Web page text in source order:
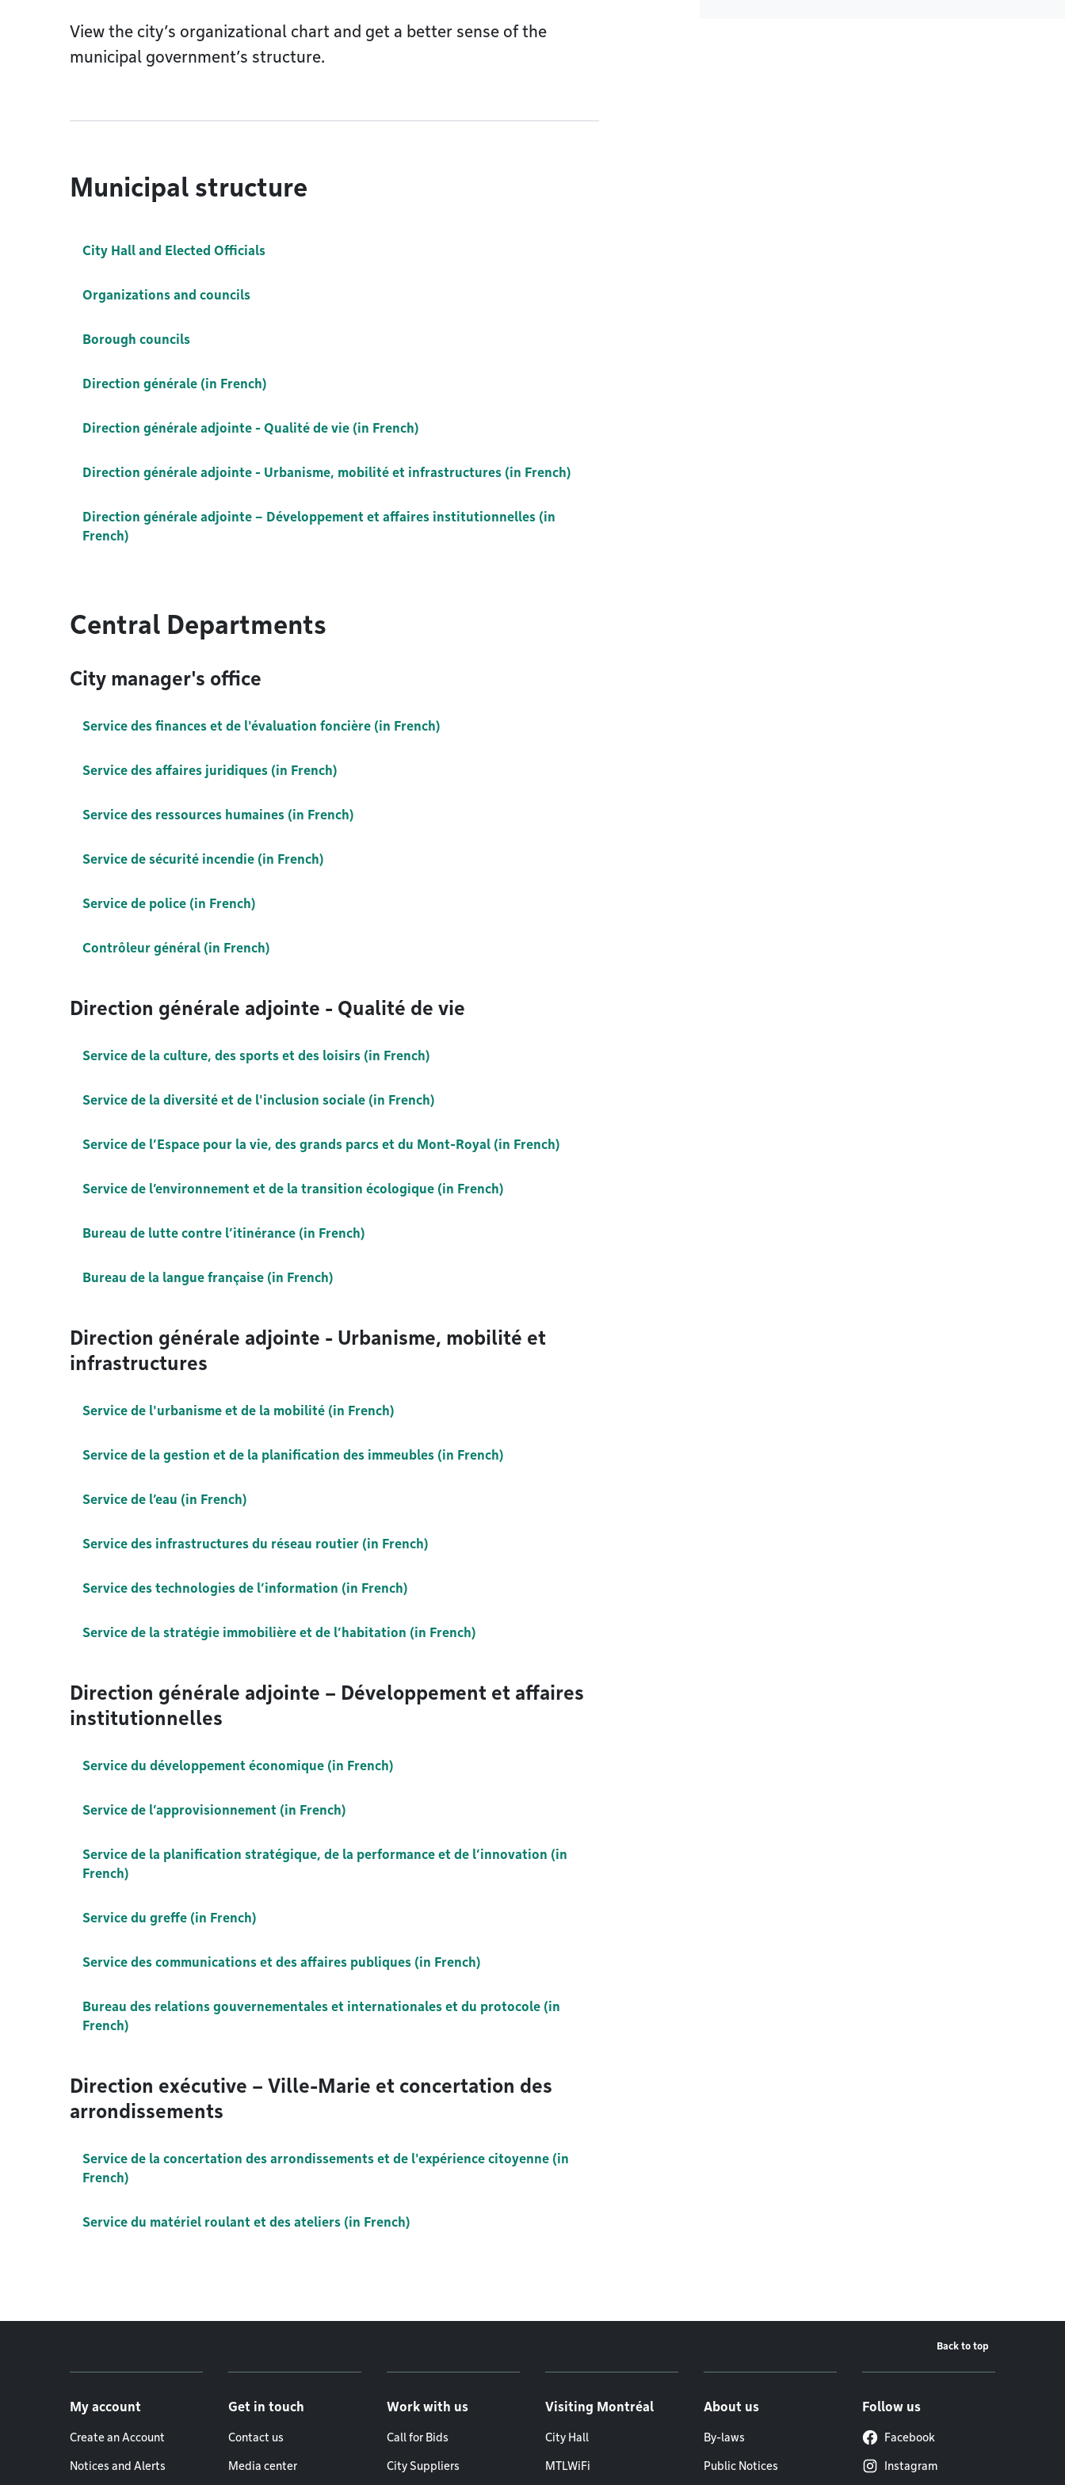
View the city’s organizational chart and get a better sense of the
municipal government’s structure.
Municipal structure
City Hall and Elected Officials
Organizations and councils
Borough councils
Direction générale (in French)
Direction générale adjointe - Qualité de vie (in French)
Direction générale adjointe - Urbanisme, mobilité et infrastructures (in French)
Direction générale adjointe – Développement et affaires institutionnelles (in
French)
Central Departments
City manager's office
Service des finances et de l'évaluation foncière (in French)
Service des affaires juridiques (in French)
Service des ressources humaines (in French)
Service de sécurité incendie (in French)
Service de police (in French)
Contrôleur général (in French)
Direction générale adjointe - Qualité de vie
Service de la culture, des sports et des loisirs (in French)
Service de la diversité et de l'inclusion sociale (in French)
Service de l’Espace pour la vie, des grands parcs et du Mont-Royal (in French)
Service de l’environnement et de la transition écologique (in French)
Bureau de lutte contre l’itinérance (in French)
Bureau de la langue française (in French)
Direction générale adjointe - Urbanisme, mobilité et
infrastructures
Service de l'urbanisme et de la mobilité (in French)
Service de la gestion et de la planification des immeubles (in French)
Service de l’eau (in French)
Service des infrastructures du réseau routier (in French)
Service des technologies de l’information (in French)
Service de la stratégie immobilière et de l’habitation (in French)
Direction générale adjointe – Développement et affaires
institutionnelles
Service du développement économique (in French)
Service de l’approvisionnement (in French)
Service de la planification stratégique, de la performance et de l’innovation (in
French)
Service du greffe (in French)
Service des communications et des affaires publiques (in French)
Bureau des relations gouvernementales et internationales et du protocole (in
French)
Direction exécutive – Ville-Marie et concertation des
arrondissements
Service de la concertation des arrondissements et de l'expérience citoyenne (in
French)
Service du matériel roulant et des ateliers (in French)
Back to top
My account
Create an Account
Notices and Alerts
Get in touch
Contact us
Media center
Work with us
Call for Bids
City Suppliers
Visiting Montréal
City Hall
MTLWiFi
About us
By-laws
Public Notices
Follow us
Facebook
Instagram